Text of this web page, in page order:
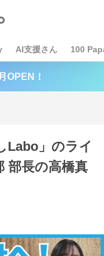
AI支援さん 100
OPEN！
Labo」のライ
部長の高橋真